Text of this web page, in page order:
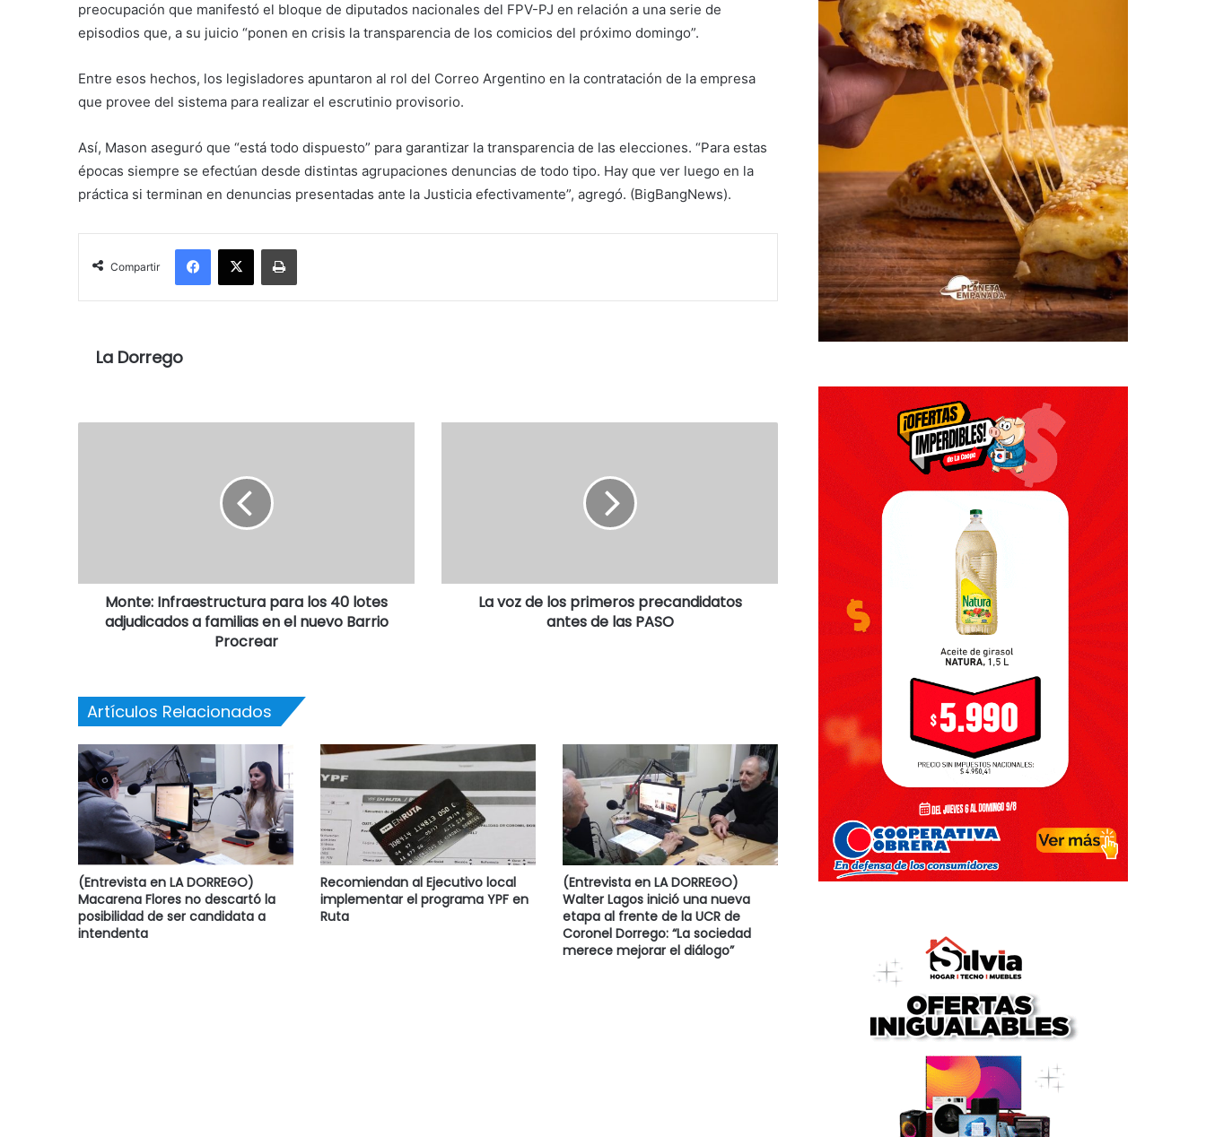
preocupación que manifestó el bloque de diputados nacionales del FPV-PJ en relación a una serie de
episodios que, a su juicio “ponen en crisis la transparencia de los comicios del próximo domingo”.
Entre esos hechos, los legisladores apuntaron al rol del Correo Argentino en la contratación de la empresa
que provee del sistema para realizar el escrutinio provisorio.
Así, Mason aseguró que “está todo dispuesto” para garantizar la transparencia de las elecciones. “Para estas
épocas siempre se efectúan desde distintas agrupaciones denuncias de todo tipo. Hay que ver luego en la
práctica si terminan en denuncias presentadas ante la Justicia efectivamente”, agregó. (BigBangNews).
Compartir
Facebook
X Imprimir
La Dorrego
Monte: Infraestructura para los 40 lotes
adjudicados a familias en el nuevo Barrio
Procrear
La voz de los primeros precandidatos
antes de las PASO
Artículos Relacionados
(Entrevista en LA DORREGO)
Macarena Flores no descartó la
posibilidad de ser candidata a
intendenta
Recomiendan al Ejecutivo local
implementar el programa YPF en
Ruta
(Entrevista en LA DORREGO)
Walter Lagos inició una nueva
etapa al frente de la UCR de
Coronel Dorrego: “La sociedad
merece mejorar el diálogo”